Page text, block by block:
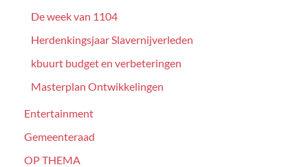
De week van 1104
Herdenkingsjaar Slavernijverleden
kbuurt budget en verbeteringen
Masterplan Ontwikkelingen
Entertainment
Gemeenteraad
OP THEMA